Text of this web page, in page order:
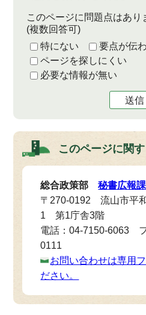
このページに問題点はあり
(複数回答可)
特にない
要点が伝
ページを探しにくい
必要な情報が無い
送信
このページに関
総合政策部秘書広報課
〒270-0192 流山市平
1 第1庁舎3階
電話：04-7150-6063
0111
お問い合わせは専用
ださい。